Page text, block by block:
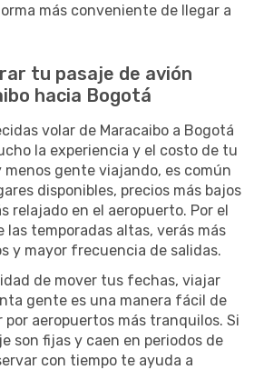
más conveniente de llegar a
tu pasaje de avión
hacia Bogotá
volar de Maracaibo a Bogotá
la experiencia y el costo de tu
menos gente viajando, es común
disponibles, precios más bajos
relajado en el aeropuerto. Por el
temporadas altas, verás más
y mayor frecuencia de salidas.
de mover tus fechas, viajar
gente es una manera fácil de
por aeropuertos más tranquilos. Si
son fijas y caen en periodos de
con tiempo te ayuda a